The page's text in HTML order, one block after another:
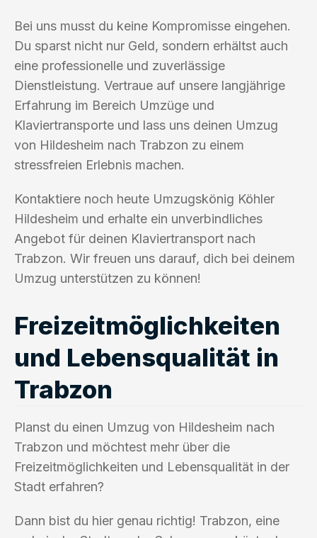
Bei uns musst du keine Kompromisse eingehen.
Du sparst nicht nur Geld, sondern erhältst auch
eine professionelle und zuverlässige
Dienstleistung. Vertraue auf unsere langjährige
Erfahrung im Bereich Umzüge und
Klaviertransporte und lass uns deinen Umzug
von Hildesheim nach Trabzon zu einem
stressfreien Erlebnis machen.
Kontaktiere noch heute Umzugskönig Köhler
Hildesheim und erhalte ein unverbindliches
Angebot für deinen Klaviertransport nach
Trabzon. Wir freuen uns darauf, dich bei deinem
Umzug unterstützen zu können!
Freizeitmöglichkeiten
und Lebensqualität in
Trabzon
Planst du einen Umzug von Hildesheim nach
Trabzon und möchtest mehr über die
Freizeitmöglichkeiten und Lebensqualität in der
Stadt erfahren?
Dann bist du hier genau richtig! Trabzon, eine